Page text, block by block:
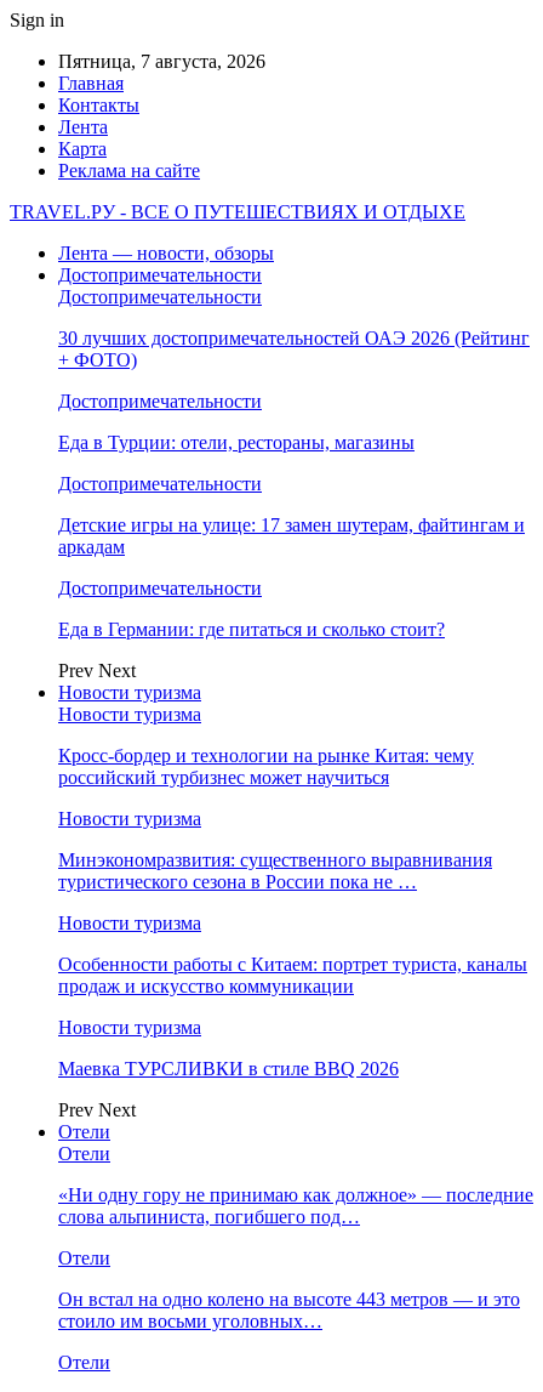
Sign in
Пятница, 7 августа, 2026
Главная
Контакты
Лента
Карта
Реклама на сайте
TRAVEL.РУ - ВСЕ О ПУТЕШЕСТВИЯХ И ОТДЫХЕ
Лента — новости, обзоры
Достопримечательности
Достопримечательности
30 лучших достопримечательностей ОАЭ 2026 (Рейтинг
+ ФОТО)
Достопримечательности
Еда в Турции: отели, рестораны, магазины
Достопримечательности
Детские игры на улице: 17 замен шутерам, файтингам и
аркадам
Достопримечательности
Еда в Германии: где питаться и сколько стоит?
Prev Next
Новости туризма
Новости туризма
Кросс-бордер и технологии на рынке Китая: чему
российский турбизнес может научиться
Новости туризма
Минэкономразвития: существенного выравнивания
туристического сезона в России пока не …
Новости туризма
Особенности работы с Китаем: портрет туриста, каналы
продаж и искусство коммуникации
Новости туризма
Маевка ТУРСЛИВКИ в стиле BBQ 2026
Prev Next
Отели
Отели
«Ни одну гору не принимаю как должное» — последние
слова альпиниста, погибшего под…
Отели
Он встал на одно колено на высоте 443 метров — и это
стоило им восьми уголовных…
Отели